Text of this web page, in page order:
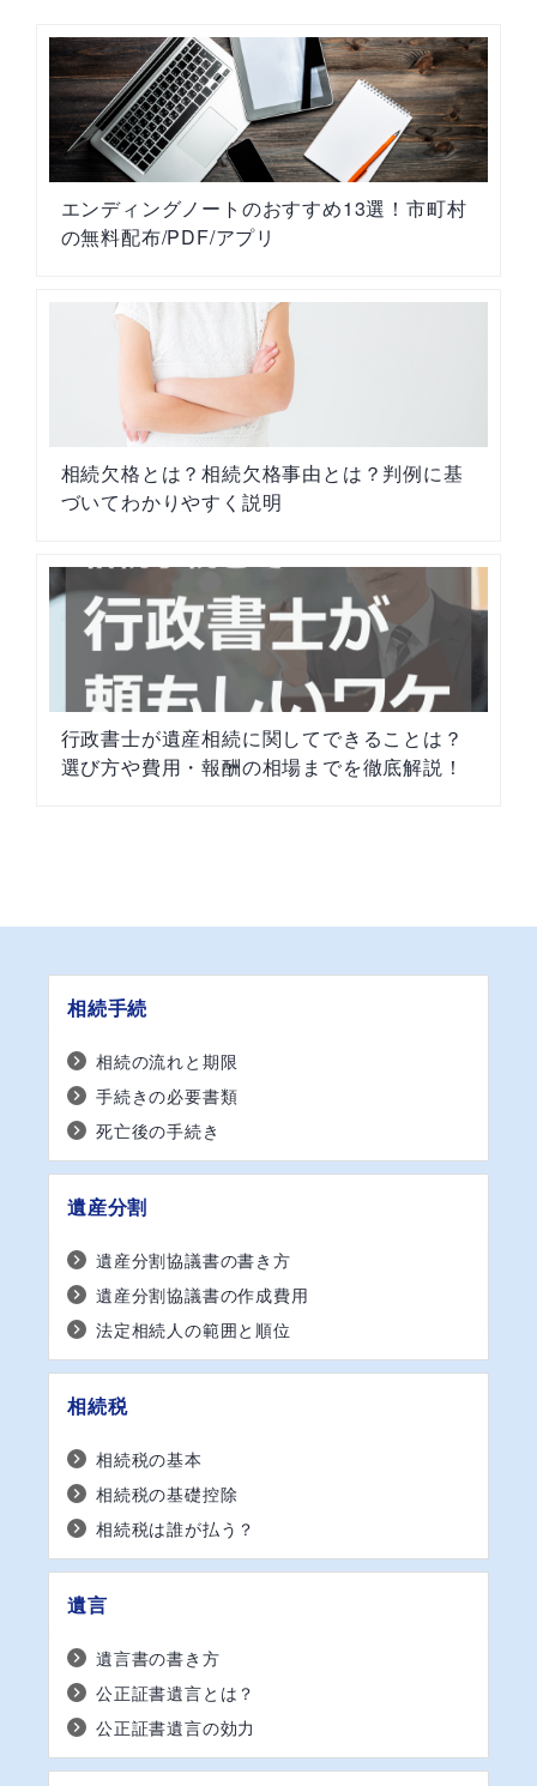
エンディングノートのおすすめ13選！市町村
の無料配布/PDF/アプリ
相続欠格とは？相続欠格事由とは？判例に基
づいてわかりやすく説明
行政書士が遺産相続に関してできることは？
選び方や費用・報酬の相場までを徹底解説！
相続手続
相続の流れと期限
手続きの必要書類
死亡後の手続き
遺産分割
遺産分割協議書の書き方
遺産分割協議書の作成費用
法定相続人の範囲と順位
相続税
相続税の基本
相続税の基礎控除
相続税は誰が払う？
遺言
遺言書の書き方
公正証書遺言とは？
公正証書遺言の効力